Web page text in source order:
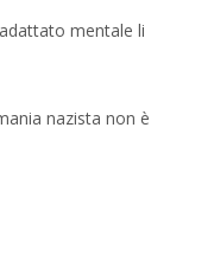
mentale li
nazista non è